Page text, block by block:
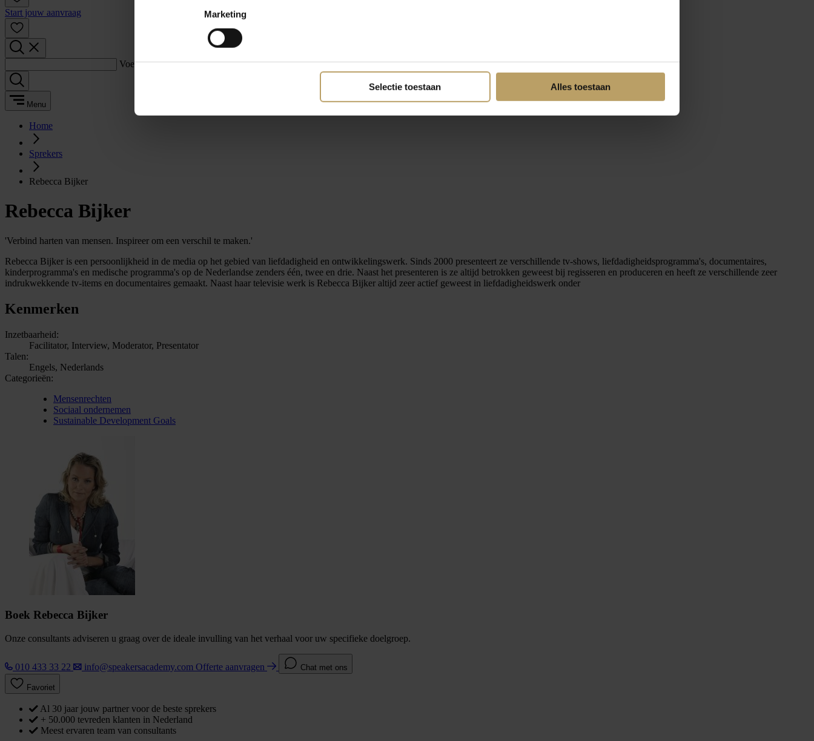
Marketing
Selectie toestaan Alles toestaan
Start jouw aanvraag
Voer een zoekterm in:
Menu
Home
Sprekers
Rebecca Bijker
Rebecca Bijker
'Verbind harten van mensen. Inspireer om een verschil te maken.'
Rebecca Bijker is een persoonlijkheid in de media op het gebied van liefdadigheid en ontwikkelingswerk. Sinds 2000 presenteert ze verschillende tv-shows, liefdadigheidsprogramma's, documentaires,
kinderprogramma's en medische programma's op de Nederlandse zenders één, twee en drie. Naast het presenteren is ze altijd betrokken geweest bij regisseren en produceren en heeft ze verschillende zeer
indrukwekkende tv-items en documentaires gemaakt. Naast haar televisie werk is Rebecca Bijker altijd zeer actief geweest in liefdadigheidswerk onder
Kenmerken
Inzetbaarheid:
Facilitator, Interview, Moderator, Presentator
Talen:
Engels, Nederlands
Categorieën:
Mensenrechten
Sociaal ondernemen
Sustainable Development Goals
Boek Rebecca Bijker
Onze consultants adviseren u graag over de ideale invulling van het verhaal voor uw specifieke doelgroep.
010 433 33 22 info@speakersacademy.com Offerte aanvragen Chat met ons
Favoriet
Al 30 jaar jouw partner voor de beste sprekers
+ 50.000 tevreden klanten in Nederland
Meest ervaren team van consultants